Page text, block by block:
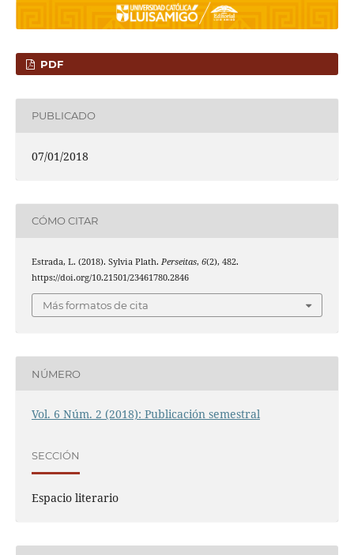
PDF
PUBLICADO
07/01/2018
CÓMO CITAR
Estrada, L. (2018). Sylvia Plath. Perseitas, 6(2), 482.
https://doi.org/10.21501/23461780.2846
Más formatos de cita
NÚMERO
Vol. 6 Núm. 2 (2018): Publicación semestral
SECCIÓN
Espacio literario